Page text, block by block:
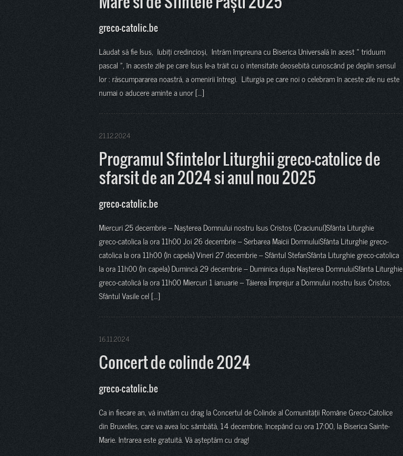
greco-catolic.be
Lăudat să fie Isus, Iubiți credincioși, Intrăm împreuna cu Biserica Universală în acest « triduum
pascal », în aceste zile pe care Isus le-a trăit cu o intensitate deosebită cunoscând pe deplin sensul
lor : răscumpararea noastră, a omenirii întregi. Liturgia pe care noi o celebram în aceste zile nu este
numai o aducere aminte a unor […]
21.12.2024
Programul Sfintelor Liturghii greco-catolice de
sfarsit de an 2024 si anul nou 2025
greco-catolic.be
Miercuri 25 decembrie – Nașterea Domnului nostru Isus Cristos (Craciunul)Sfânta Liturghie
greco-catolica la ora 11h00 Joi 26 decembrie – Serbarea Maicii DomnuluiSfânta Liturghie greco-
catolica la ora 11h00 (în capela) Vineri 27 decembrie – Sfântul StefanSfânta Liturghie greco-catolica
la ora 11h00 (în capela) Dumincă 29 decembrie – Duminica dupa Nașterea DomnuluiSfânta Liturghie
greco-catolică la ora 11h00 Miercuri 1 ianuarie – Tăierea Împrejur a Domnului nostru Isus Cristos,
Sfântul Vasile cel […]
16.11.2024
Concert de colinde 2024
greco-catolic.be
Ca in fiecare an, vă invităm cu drag la Concertul de Colinde al Comunității Române Greco-Catolice
din Bruxelles, care va avea loc sâmbătă, 14 decembrie, începând cu ora 17:00, la Biserica Sainte-
Marie. Intrarea este gratuită. Vă așteptăm cu drag!